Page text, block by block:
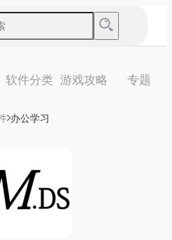
软件分类 游戏攻略 专题
办公学习